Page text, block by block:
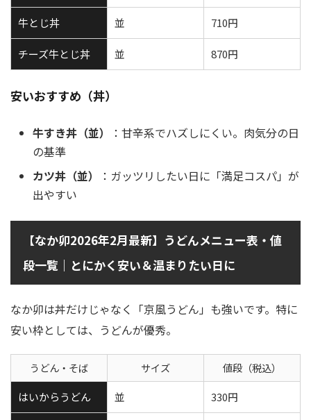
牛とじ丼 並 710円
チーズ牛とじ丼 並 870円
安いおすすめ（丼）
牛すき丼（並）
：甘辛系でハズしにくい。肉気分の日
の基準
カツ丼（並）
：ガッツリしたい日に「満足コスパ」が
出やすい
【なか卯2026年2月最新】うどんメニュー表・値
段一覧｜とにかく安い＆温まりたい日に
なか卯は丼だけじゃなく「京風うどん」も強いです。特に
安い枠としては、うどんが優秀。
うどん・そば サイズ
値段（税込）
はいからうどん
並 330円